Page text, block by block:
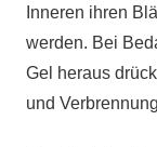
Inneren ihren
werden. Bei
Gel heraus
und